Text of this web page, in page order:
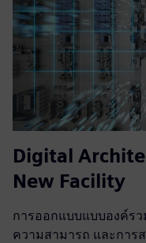
Digital
New Facility
การออกแบบแบบองค์ร
ความสามารถ และการ